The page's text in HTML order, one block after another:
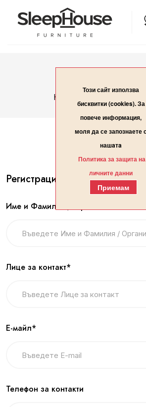
Начало Вход/
Регистрация
Име и Фамилия / Организация*
Лице за контакт*
Е-майл*
Телефон за контакти
Този сайт използва
бисквитки (cookies). За
повече информация,
моля да се запознаете
нашaтa
Политика за защита на
личните данни
Приемам